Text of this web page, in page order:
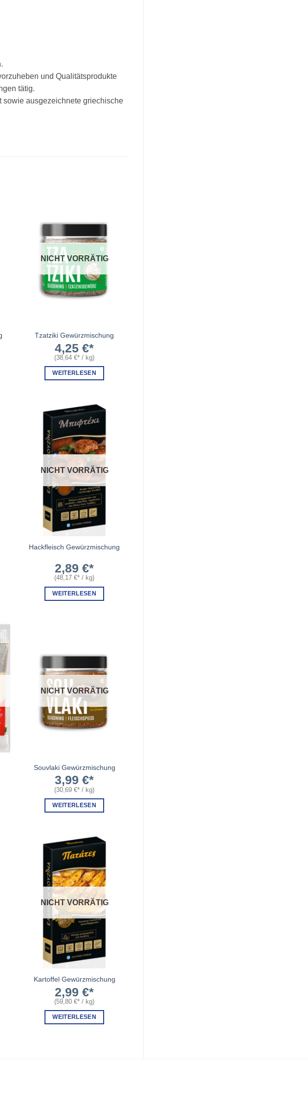
und Qualitätsprodukte
tätig.
sowie ausgezeichnete griechische
NICHT VORRÄTIG
Tzatziki Gewürzmischung
4,25€
(38,64€ / kg)
WEITERLESEN
NICHT VORRÄTIG
Hackfleisch Gewürzmischung
2,89€
(48,17€ / kg)
WEITERLESEN
NICHT VORRÄTIG
Souvlaki Gewürzmischung
3,99€
(30,69€ / kg)
WEITERLESEN
NICHT VORRÄTIG
Kartoffel Gewürzmischung
2,99€
(59,80€ / kg)
WEITERLESEN